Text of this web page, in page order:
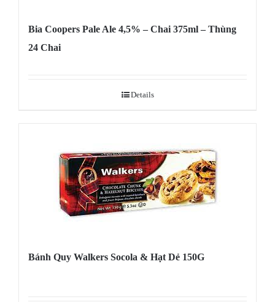
Bia Coopers Pale Ale 4,5% – Chai 375ml – Thùng
24 Chai
Details
Bánh Quy Walkers Socola & Hạt Dẻ 150G